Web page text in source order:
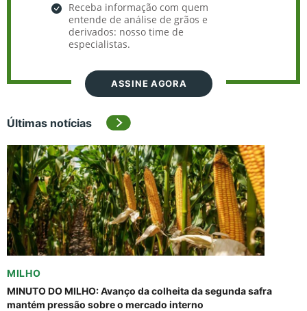
Receba informação com quem
entende de análise de grãos e
derivados: nosso time de
especialistas.
ASSINE AGORA
Últimas notícias
MILHO
MINUTO DO MILHO: Avanço da colheita da segunda safra
mantém pressão sobre o mercado interno